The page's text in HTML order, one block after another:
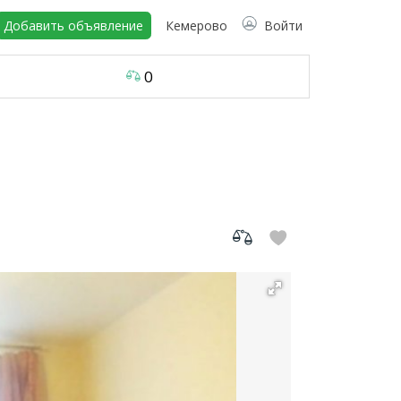
Добавить объявление Кемерово Войти
0